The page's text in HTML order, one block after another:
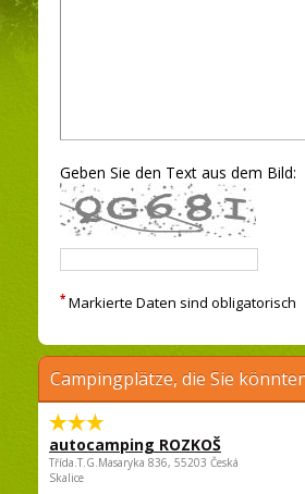
Geben Sie den Text aus dem Bild:
* Markierte Daten sind obligatorisch
Campingplätze, die Sie
autocamping ROZKOŠ
Třída.T.G.Masaryka 836, 55203 Česká
Skalice